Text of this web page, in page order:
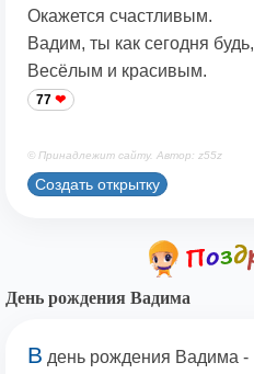
Окажется счастливым.
Вадим, ты как сегодня будь,
Весёлым и красивым.
77
© Принадлежит сайту. Автор: z55z
Создать открытку
День рождения Вадима
В день рождения Вадима -